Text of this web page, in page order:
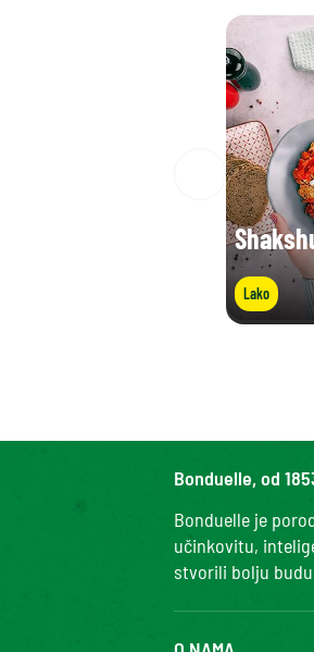
Lako
Bonduelle, od
Bonduelle je
učinkovitu,
stvorili bolju